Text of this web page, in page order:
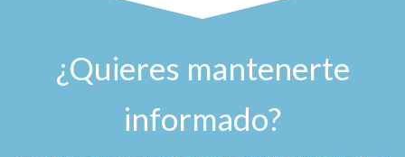
¿Quieres mantenerte
informado?